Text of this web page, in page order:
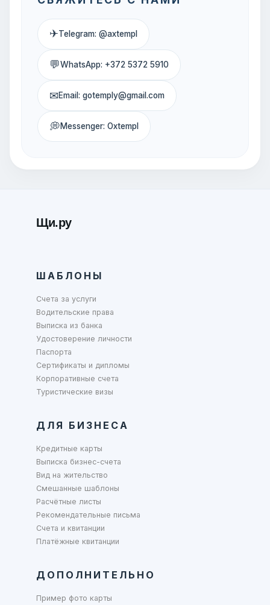
✈Telegram: @axtempl
💬WhatsApp: +372 5372 5910
✉Email: gotemply@gmail.com
💭Messenger: Oxtempl
Щи.ру
ШАБЛОНЫ
Счета за услуги
Водительские права
Выписка из банка
Удостоверение личности
Паспорта
Сертификаты и дипломы
Корпоративные счета
Туристические визы
ДЛЯ БИЗНЕСА
Кредитные карты
Выписка бизнес-счета
Вид на жительство
Смешанные шаблоны
Расчётные листы
Рекомендательные письма
Счета и квитанции
Платёжные квитанции
ДОПОЛНИТЕЛЬНО
Пример фото карты